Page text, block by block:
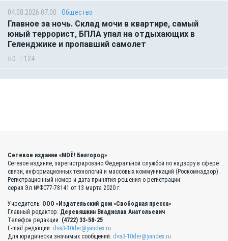
04.08.2026 07:00 Общество
Главное за ночь. Склад мочи в квартире, самый
юный террорист, БПЛА упал на отдыхающих в
Геленджике и пропавший самолет
0 124
Сетевое издание «МОЁ! Белгород»
Сетевое издание, зарегистрировано Федеральной службой по надзору в сфере
связи, информационных технологий и массовых коммуникаций (Роскомнадзор).
Регистрационный номер и дата принятия решения о регистрации:
серия Эл №ФС77-78141 от 13 марта 2020 г.
Учредитель: ООО «Издательский дом «Свободная пресса»
Главный редактор: Деревяшкин Владислав Анатольевич
Телефон редакции: (4722) 33-58-25
E-mail редакции: dva3-10der@yandex.ru
Для юридически значимых сообщений: dva3-10der@yandex.ru